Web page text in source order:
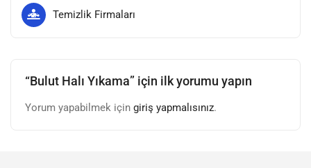
Temizlik Firmaları
“Bulut Halı Yıkama” için ilk yorumu yapın
Yorum yapabilmek için giriş yapmalısınız.